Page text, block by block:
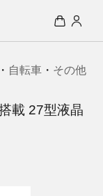
・ 自転車 ・ その他
載 27型液晶